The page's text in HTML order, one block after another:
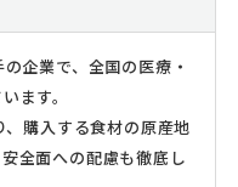
企業で、全国の医療・
ます。
購入する食材の原産地
全面への配慮も徹底し